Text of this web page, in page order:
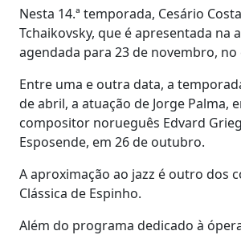
Nesta 14.ª temporada, Cesário
Tchaikovsky, que é apresentada na
agendada para 23 de novembro,
Entre uma e outra data, a
de abril, a atuação de Jorge Palma,
compositor norueguês Edvard
Esposende, em 26 de outubro.
A aproximação ao jazz é outro dos
Clássica de Espinho.
Além do programa dedicado à